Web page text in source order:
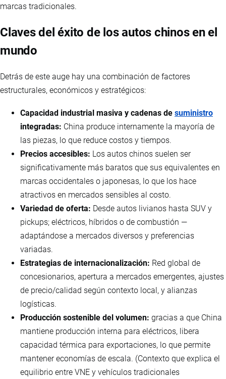
marcas tradicionales.
Claves del éxito de los autos chinos en el
mundo
Detrás de este auge hay una combinación de factores
estructurales, económicos y estratégicos:
Capacidad industrial masiva y cadenas de suministro
integradas: China produce internamente la mayoría de
las piezas, lo que reduce costos y tiempos.
Precios accesibles: Los autos chinos suelen ser
significativamente más baratos que sus equivalentes en
marcas occidentales o japone­sas, lo que los hace
atractivos en mercados sensibles al costo.
Variedad de oferta: Desde autos livianos hasta SUV y
pickups; eléctricos, híbridos o de combustión —
adaptándose a mercados diversos y preferencias
variadas.
Estrategias de internacionalización: Red global de
concesionarios, apertura a mercados emergentes, ajustes
de precio/calidad según contexto local, y alianzas
logísticas.
Producción sostenible del volumen: gracias a que China
mantiene producción interna para eléctricos, libera
capacidad térmica para exportaciones, lo que permite
mantener economías de escala. (Contexto que explica el
equilibrio entre VNE y vehículos tradicionales